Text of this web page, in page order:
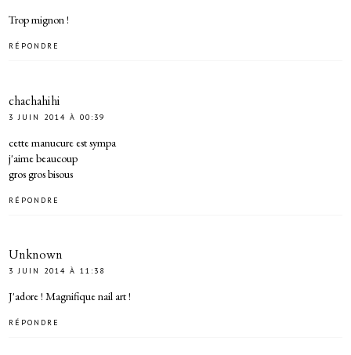
Trop mignon !
RÉPONDRE
chachahihi
3 JUIN 2014 À 00:39
cette manucure est sympa
j'aime beaucoup
gros gros bisous
RÉPONDRE
Unknown
3 JUIN 2014 À 11:38
J'adore ! Magnifique nail art !
RÉPONDRE